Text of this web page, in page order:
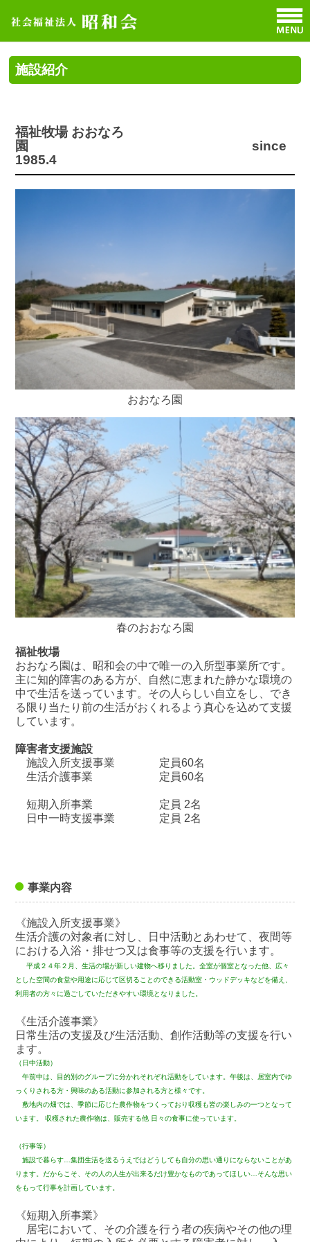
施設紹介
福祉牧場 おおなろ
園 since
1985.4
おおなろ園
春のおおなろ園
福祉牧場
おおなろ園は、昭和会の中で唯一の入所型事業所です。
主に知的障害のある方が、自然に恵まれた静かな環境の
中で生活を送っています。その人らしい自立をし、でき
る限り当たり前の生活がおくれるよう真心を込めて支援
しています。
障害者支援施設
施設入所支援事業 定員60名
生活介護事業 定員60名
短期入所事業 定員 2名
日中一時支援事業 定員 2名
事業内容
《施設入所支援事業》
生活介護の対象者に対し、日中活動とあわせて、夜間等
における入浴・排せつ又は食事等の支援を行います。
平成２４年２月、生活の場が新しい建物へ移りました。全室が個室となった他、広々
とした空間の食堂や用途に応じて区切ることのできる活動室・ウッドデッキなどを備え、
利用者の方々に過ごしていただきやすい環境となりました。
《生活介護事業》
日常生活の支援及び生活活動、創作活動等の支援を行い
ます。
（日中活動）
午前中は、目的別のグループに分かれそれぞれ活動をしています。午後は、居室内でゆ
っくりされる方・興味のある活動に参加される方と様々です。
敷地内の畑では、季節に応じた農作物をつくっており収穫も皆の楽しみの一つとなって
います。 収穫された農作物は、販売する他 日々の食事に使っています。
（行事等）
施設で暮らす…集団生活を送るうえではどうしても自分の思い通りにならないことがあ
ります。だからこそ、その人の人生が出来るだけ豊かなものであってほしい…そんな思い
をもって行事を計画しています。
《短期入所事業》
居宅において、その介護を行う者の疾病やその他の理